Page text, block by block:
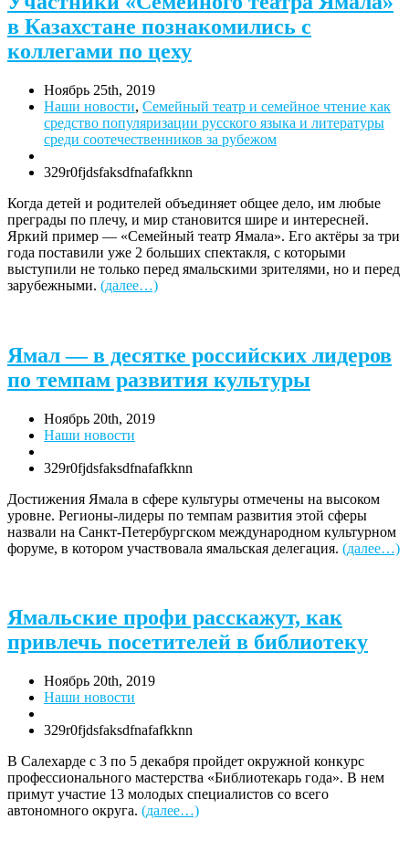
в Казахстане познакомились с
коллегами по цеху
Ноябрь 25th, 2019
Наши новости, Семейный театр и семейное чтение как
средство популяризации русского языка и литературы
среди соотечественников за рубежом
329r0fjdsfaksdfnafafkknn
Когда детей и родителей объединяет общее дело, им любые
преграды по плечу, и мир становится шире и интересней.
Яркий пример — «Семейный театр Ямала». Его актёры за три
года поставили уже 2 больших спектакля, с которыми
выступили не только перед ямальскими зрителями, но и перед
зарубежными. (далее…)
Ямал — в десятке российских лидеров
по темпам развития культуры
Ноябрь 20th, 2019
Наши новости
329r0fjdsfaksdfnafafkknn
Достижения Ямала в сфере культуры отмечены на высоком
уровне. Регионы-лидеры по темпам развития этой сферы
назвали на Санкт-Петербургском международном культурном
форуме, в котором участвовала ямальская делегация. (далее…)
Ямальские профи расскажут, как
привлечь посетителей в библиотеку
Ноябрь 20th, 2019
Наши новости
329r0fjdsfaksdfnafafkknn
В Салехарде с 3 по 5 декабря пройдет окружной конкурс
профессионального мастерства «Библиотекарь года». В нем
примут участие 13 молодых специалистов со всего
автономного округа. (далее…)